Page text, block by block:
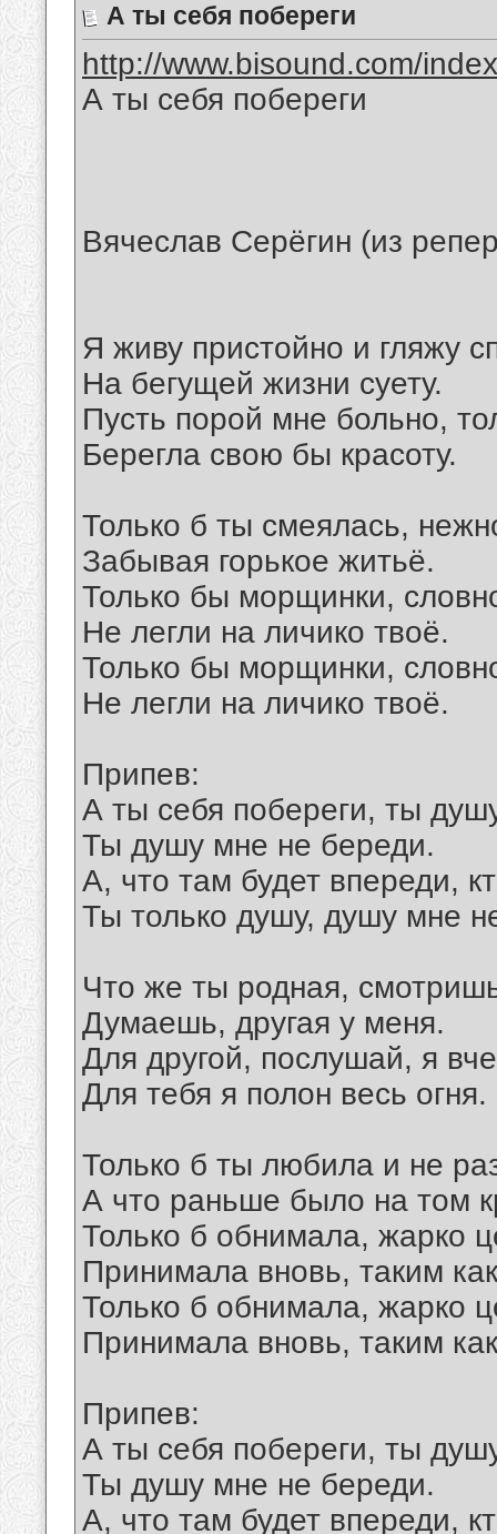
А ты себя побереги
http://www.bisound.com/
А ты себя побереги
Вячеслав Серёгин (из
Я живу пристойно и гляжу
На бегущей жизни суету.
Пусть порой мне больно,
Берегла свою бы красоту.
Только б ты смеялась,
Забывая горькое житьё.
Только бы морщинки,
Не легли на личико твоё.
Только бы морщинки,
Не легли на личико твоё.
Припев:
А ты себя побереги, ты
Ты душу мне не береди.
А, что там будет впереди,
Ты только душу, душу мне
Что же ты родная,
Думаешь, другая у меня.
Для другой, послушай, я
Для тебя я полон весь огня.
Только б ты любила и не
А что раньше было на том
Только б обнимала, жарко
Принимала вновь, таким
Только б обнимала, жарко
Принимала вновь, таким
Припев:
А ты себя побереги, ты
Ты душу мне не береди.
А, что там будет впереди,